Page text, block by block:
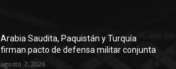
Arabia Saudita, Paquistán y Turquía
firman pacto de defensa militar conjunta
agosto 7, 2026